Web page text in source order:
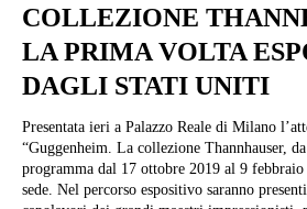
COLLEZIONE
LA PRIMA VOLTA
DAGLI STATI UNITI
Presentata ieri a Palazzo Reale di Milano
“Guggenheim. La collezione Thannhauser,
programma dal 17 ottobre 2019 al 9 febbraio
sede. Nel percorso espositivo saranno